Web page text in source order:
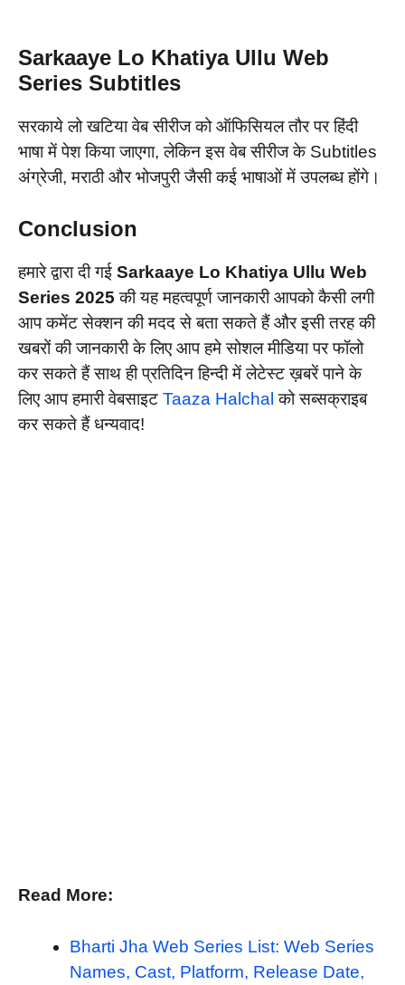
Sarkaaye Lo Khatiya Ullu Web
Series Subtitles
सरकाये लो खटिया वेब सीरीज को ऑफिसियल तौर पर हिंदी
भाषा में पेश किया जाएगा, लेकिन इस वेब सीरीज के Subtitles
अंग्रेजी, मराठी और भोजपुरी जैसी कई भाषाओं में उपलब्ध होंगे।
Conclusion
हमारे द्वारा दी गई Sarkaaye Lo Khatiya Ullu Web
Series 2025की यह महत्वपूर्ण जानकारी आपको कैसी लगी
आप कमेंट सेक्शन की मदद से बता सकते हैं और इसी तरह की
खबरों की जानकारी के लिए आप हमे सोशल मीडिया पर फॉलो
कर सकते हैं साथ ही प्रतिदिन हिन्दी में लेटेस्ट ख़बरें पाने के
लिए आप हमारी वेबसाइट Taaza Halchal को सब्सक्राइब
कर सकते हैं धन्यवाद!
Read More:
Bharti Jha Web Series List: Web Series
Names, Cast, Platform, Release Date,